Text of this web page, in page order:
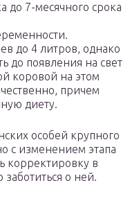
7-месячного срока
до 4 литров, однако
до появления на свет
коровой на этом
причем
диету.
особей крупного
с изменением этапа
корректировку в
о ней.